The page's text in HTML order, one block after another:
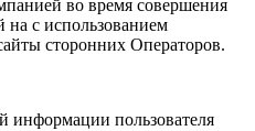
во время совершения
с использованием
сторонних Операторов.
информации пользователя